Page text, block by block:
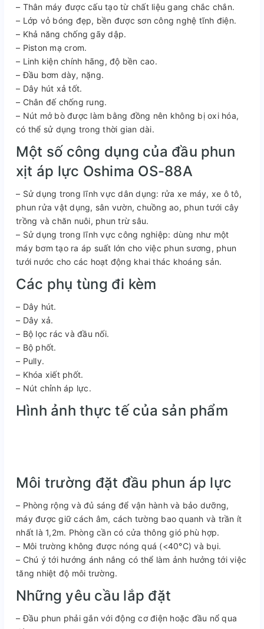
– Thân máy được cấu tạo từ chất liệu gang chắc chắn.
– Lớp vỏ bóng đẹp, bền được sơn công nghệ tĩnh điện.
– Khả năng chống gãy dập.
– Piston mạ crom.
– Linh kiện chính hãng, độ bền cao.
– Đầu bơm dày, nặng.
– Dây hút xả tốt.
– Chân đế chống rung.
– Nút mở bò được làm bằng đồng nên không bị oxi hóa,
có thể sử dụng trong thời gian dài.
Một số công dụng của đầu phun
xịt áp lực Oshima OS-88A
– Sử dụng trong lĩnh vực dân dụng: rửa xe máy, xe ô tô,
phun rửa vật dụng, sân vườn, chuồng ao, phun tưới cây
trồng và chăn nuôi, phun trừ sâu.
– Sử dụng trong lĩnh vực công nghiệp: dùng như một
máy bơm tạo ra áp suất lớn cho việc phun sương, phun
tưới nước cho các hoạt động khai thác khoáng sản.
Các phụ tùng đi kèm
– Dây hút.
– Dây xả.
– Bộ lọc rác và đầu nối.
– Bộ phốt.
– Pully.
– Khóa xiết phốt.
– Nút chỉnh áp lực.
Hình ảnh thực tế của sản phẩm
Môi trường đặt đầu phun áp lực
– Phòng rộng và đủ sáng để vận hành và bảo dưỡng,
máy được giữ cách âm, cách tường bao quanh và trần ít
nhất là 1,2m. Phòng cần có cửa thông gió phù hợp.
– Môi trường không được nóng quá (<40°C) và bụi.
– Chú ý tới hướng ánh nắng có thể làm ảnh hưởng tới việc
tăng nhiệt độ môi trường.
Những yêu cầu lắp đặt
– Đầu phun phải gắn với động cơ điện hoặc đầu nổ qua